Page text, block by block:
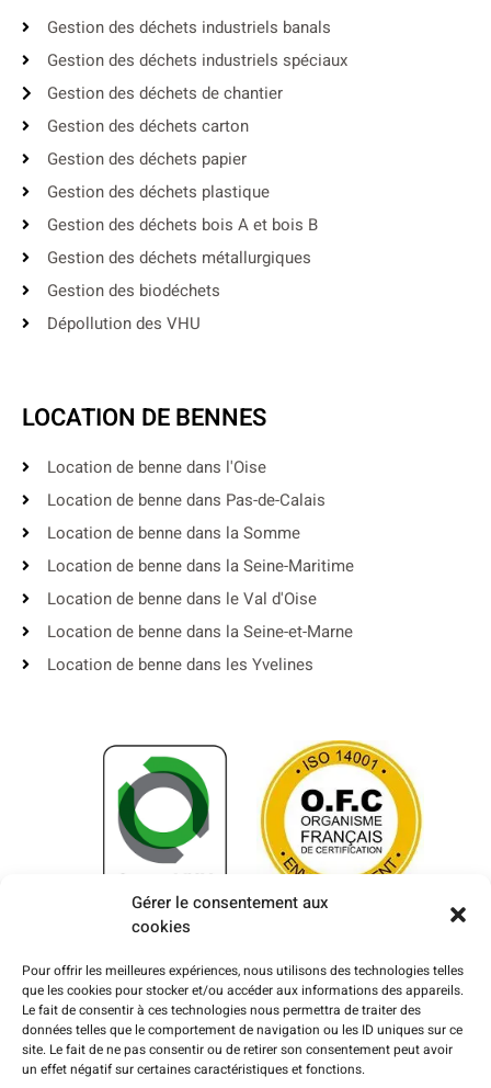
Gérer le consentement aux
cookies
Pour offrir les meilleures expériences, nous utilisons des technologies telles
que les cookies pour stocker et/ou accéder aux informations des appareils.
Le fait de consentir à ces technologies nous permettra de traiter des
données telles que le comportement de navigation ou les ID uniques sur ce
site. Le fait de ne pas consentir ou de retirer son consentement peut avoir
un effet négatif sur certaines caractéristiques et fonctions.
Gestion des déchets industriels banals
Gestion des déchets industriels spéciaux
Gestion des déchets de chantier
Gestion des déchets carton
Gestion des déchets papier
Gestion des déchets plastique
Gestion des déchets bois A et bois B
Gestion des déchets métallurgiques
Gestion des biodéchets
Dépollution des VHU
LOCATION DE BENNES
Location de benne dans l'Oise
Location de benne dans Pas-de-Calais
Location de benne dans la Somme
Location de benne dans la Seine-Maritime
Location de benne dans le Val d'Oise
Location de benne dans la Seine-et-Marne
Location de benne dans les Yvelines